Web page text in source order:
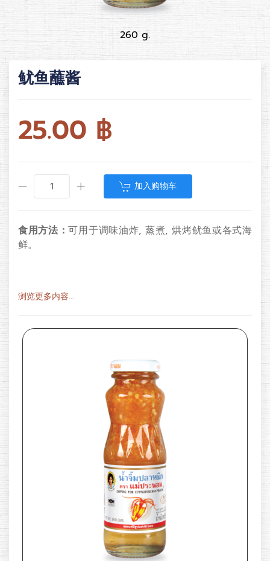
260 g.
鱿鱼蘸酱
25.00 ฿
加入购物车
食用方法：可用于调味油炸, 蒸煮, 烘烤鱿鱼或各式海
鲜。
浏览更多内容...